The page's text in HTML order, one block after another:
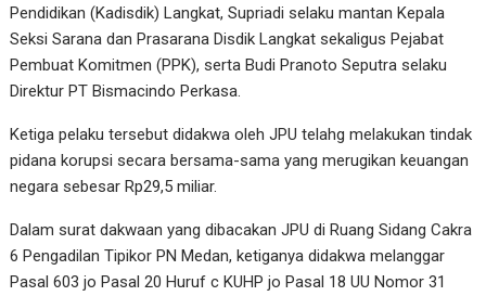
Pendidikan (Kadisdik) Langkat, Supriadi selaku mantan Kepala
Seksi Sarana dan Prasarana Disdik Langkat sekaligus Pejabat
Pembuat Komitmen (PPK), serta Budi Pranoto Seputra selaku
Direktur PT Bismacindo Perkasa.
Ketiga pelaku tersebut didakwa oleh JPU telahg melakukan tindak
pidana korupsi secara bersama-sama yang merugikan keuangan
negara sebesar Rp29,5 miliar.
Dalam surat dakwaan yang dibacakan JPU di Ruang Sidang Cakra
6 Pengadilan Tipikor PN Medan, ketiganya didakwa melanggar
Pasal 603 jo Pasal 20 Huruf c KUHP jo Pasal 18 UU Nomor 31